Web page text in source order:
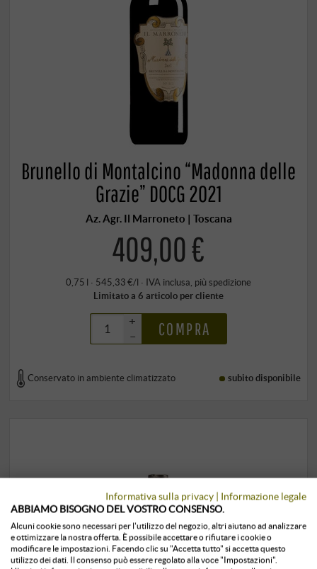
Brunello di Montalcino “Madonna delle
Grazie” DOCG 2021
Az. Agr. Il Marroneto | Toscana
409,00 €
0,75 l · 545,33 €/l · IVA inclusa , più spedizione
Limitato a 6 articolo per cliente
+
–
COMPRA
Conservato in ambiente climatizzato subito disponibile
Informativa sulla privacy | Informazione legale
ABBIAMO BISOGNO DEL VOSTRO CONSENSO.
Alcuni cookie sono necessari per l'utilizzo del negozio, altri aiutano ad analizzare
e ottimizzare la nostra offerta. È possibile accettare o rifiutare i cookie o
modificare le impostazioni. Facendo clic su "Accetta tutto" si accetta questo
utilizzo dei dati. Il consenso può essere regolato alla voce "Impostazioni".